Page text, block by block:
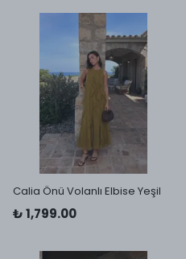
Calia Önü Volanlı Elbise Yeşil
₺ 1,799.00